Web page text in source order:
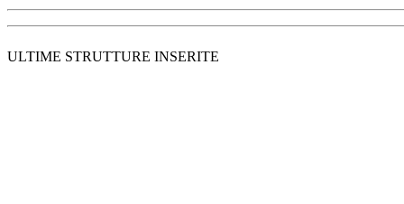
ULTIME STRUTTURE INSERITE